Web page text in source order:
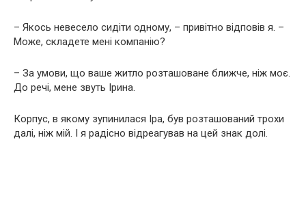
– Якось невесело сидіти одному, – привітно відповів я. –
Може, складете мені компанію?
– За умови, що ваше житло розташоване ближче, ніж моє.
До речі, мене звуть Ірина.
Корпус, в якому зупинилася Іра, був розташований трохи
далі, ніж мій. І я радісно відреагував на цей знак долі.